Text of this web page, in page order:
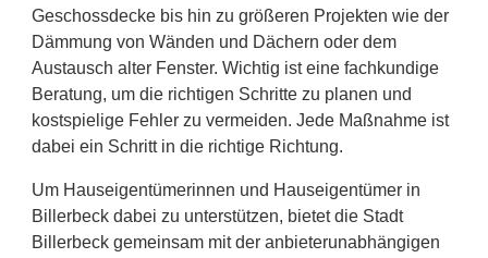
Geschossdecke bis hin zu größeren Projekten wie der
Dämmung von Wänden und Dächern oder dem
Austausch alter Fenster. Wichtig ist eine fachkundige
Beratung, um die richtigen Schritte zu planen und
kostspielige Fehler zu vermeiden. Jede Maßnahme ist
dabei ein Schritt in die richtige Richtung.
Um Hauseigentümerinnen und Hauseigentümer in
Billerbeck dabei zu unterstützen, bietet die Stadt
Billerbeck gemeinsam mit der anbieterunabhängigen